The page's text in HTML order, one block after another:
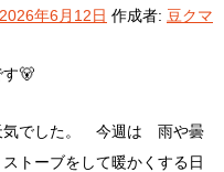
2026年6月12日 作成者: 豆クマ
🐻
気でした。 今週は 雨や曇
ーブをして暖かくする日